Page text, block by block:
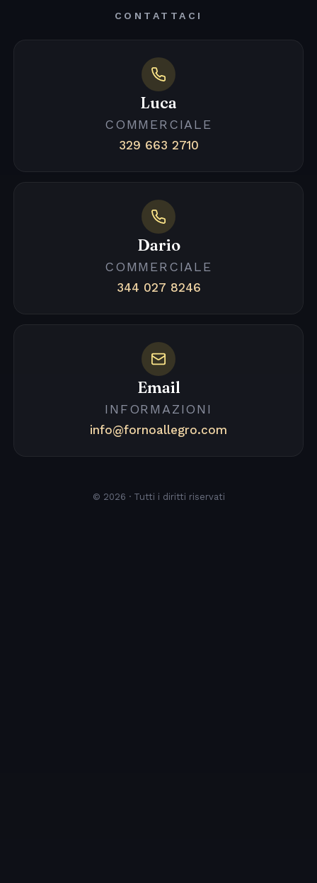
CONTATTACI
Luca
COMMERCIALE
329 663 2710
Dario
COMMERCIALE
344 027 8246
Email
INFORMAZIONI
info@fornoallegro.com
© 2026 · Tutti i diritti riservati